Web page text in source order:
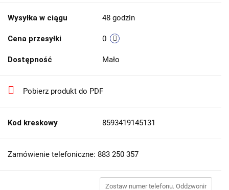
Wysyłka w ciągu 48 godzin
Cena przesyłki 0
Dostępność Mało
Pobierz produkt do PDF
Kod kreskowy 8593419145131
Zamówienie telefoniczne: 883 250 357